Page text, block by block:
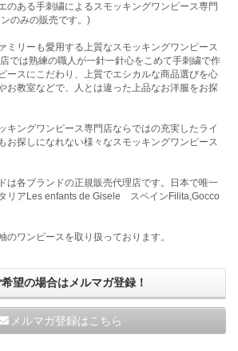
のある手刺繍によるスモッキングワンピース専門
のみの販売です。)
ミリーも愛用する上質なスモッキングワンピース
では熟練の職人が一針一針心をこめて手刺繍で作
ースにこだわり、上質でエシカルな商品選びを心
お教室などで、人とは違った上品なお洋服をお探
キングワンピース専門店ならではの充実したライ
お探しになれない様々なスモッキングワンピース
は各ブランドの正規販売代理店です。日本で唯一
リアLes enfants de Gisele スペインFilita,Gocco
のワンピースを取り扱っております。
望の場合はメルマガ登録！
メルマガ登録はこちら